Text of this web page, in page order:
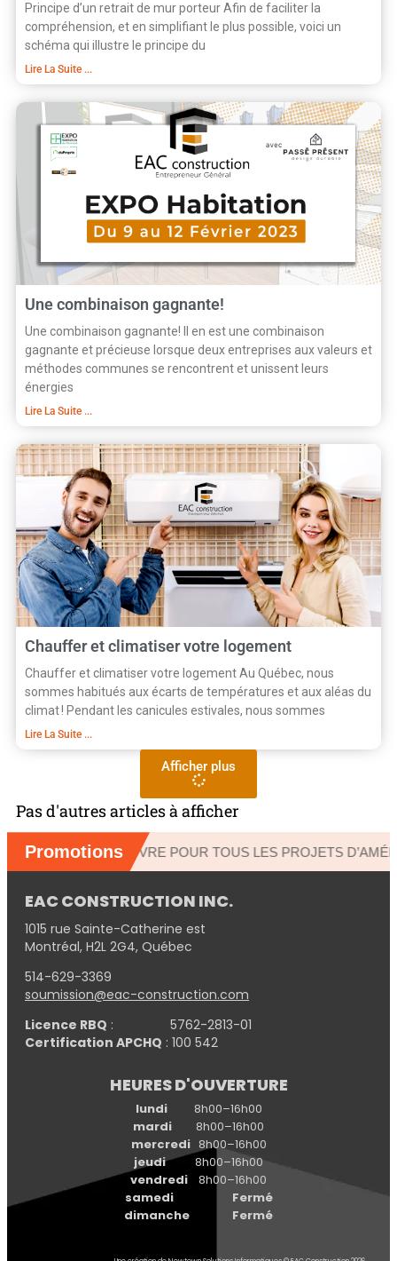
Principe d’un retrait de mur porteur Afin de faciliter la
compréhension, et en simplifiant le plus possible, voici un
schéma qui illustre le principe du
Lire La Suite ...
Une combinaison gagnante!
Une combinaison gagnante! Il en est une combinaison
gagnante et précieuse lorsque deux entreprises aux valeurs et
méthodes communes se rencontrent et unissent leurs
énergies
Lire La Suite ...
Chauffer et climatiser votre logement
Chauffer et climatiser votre logement Au Québec, nous
sommes habitués aux écarts de températures et aux aléas du
climat ! Pendant les canicules estivales, nous sommes
Lire La Suite ...
Afficher plus
Pas d'autres articles à afficher
EAC CONSTRUCTION INC.
1015 rue Sainte-Catherine est
Montréal, H2L 2G4, Québec
514-629-3369
soumission@eac-construction.com
Licence RBQ : 5762-2813-01
Certification APCHQ : 100 542
HEURES D'OUVERTURE
lundi8h00–16h00
mardi 8h00–16h00
mercredi8h00–16h00
jeudi8h00–16h00
vendredi 8h00–16h00
samedi Fermé
dimanche Fermé